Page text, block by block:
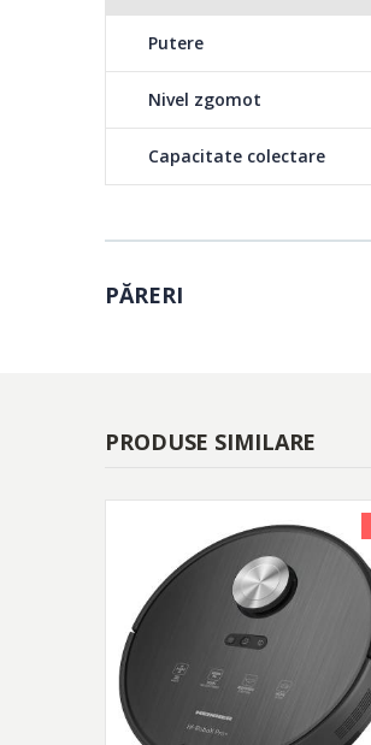
Putere
Nivel zgomot
Capacitate colectare
PĂRERI
PRODUSE SIMILARE